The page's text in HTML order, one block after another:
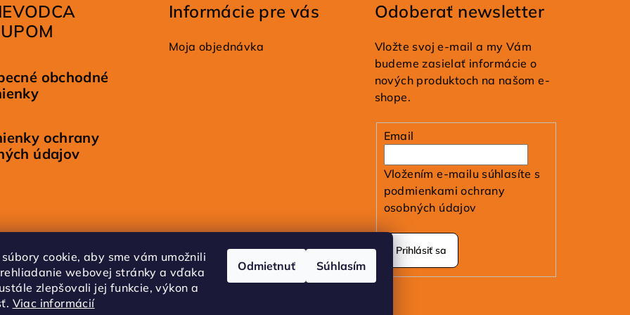
cookie, aby sme vám umožnili
webovej stránky a vďaka
zlepšovali jej funkcie, výkon a
Viac informácií
Odmietnuť Súhlasím
obchodné
ochrany
údajov
Informácie pre vás
Moja objednávka
Odoberať newsletter
Vložte svoj e-mail a my Vám
budeme zasielať informácie o
nových produktoch na našom e-
shope.
Email
Vložením e-mailu súhlasíte s
podmienkami ochrany
osobných údajov
Prihlásiť sa